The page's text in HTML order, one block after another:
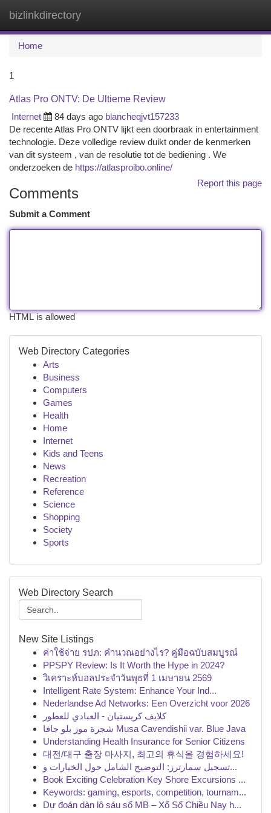
bizlinkdirectory
Home
1
Atlas Pro ONTV: De Ultieme Review
Internet
84 days ago blancheqjvt157233
De recente Atlas Pro ONTV lijkt een doorbraak in entertainment
technologie. Deze volledige review duikt onder de kenmerken
van dit systeem , van de resolutie tot de bediening . We
onderzoeken de https://atlasproibo.online/
Report this page
Comments
Submit a Comment
HTML is allowed
Web Directory Categories
Arts
Business
Computers
Games
Health
Home
Internet
Kids and Teens
News
Recreation
Reference
Science
Shopping
Society
Sports
Web Directory Search
New Site Listings
ค่าใช้จ่าย รปภ: คำนวณอย่างไร? คู่มือฉบับสมบูรณ์
PPSPY Review: Is It Worth the Hype in 2024?
วิเคราะห์บอลประจำวันพุธที่ 1 เมษายน 2569
Intelligent Rate System: Enhance Your Ind...
Nederlandse Ad Networks: Een Overzicht voor 2026
كلايف كريستيان - العبادي للعطور
شجرة موز بلو جافا Musa Cavendishii var. Blue Java
Understanding Health Insurance for Senior Citizens
대전/대구 출장 마사지, 최고의 휴식을 경험하세요!
تسجيل سمارترز: التوضيح الشامل حول الخيارات و...
Book Exciting Celebration Key Shore Excursions ...
Keywords: gaming, esports, competition, tournam...
Dự đoán dàn lô sáu số MB – Xổ Số Chiều Nay h...